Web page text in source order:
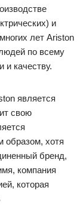
и
лет Ariston
по всему
и качеству.
является
свою
образом, хотя
бренд,
компания
которая